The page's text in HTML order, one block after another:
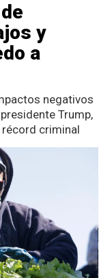
y
a
negativos
Trump,
criminal